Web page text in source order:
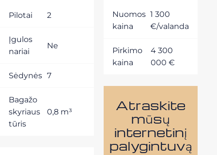
Pilotai 2
Įgulos
nariai
Ne
Sėdynės 7
Bagažo
skyriaus
tūris
0,8 m³
Nuomos
kaina
1 300
€/valanda
Pirkimo
kaina
4 300
000 €
Atraskite
mūsų
internetinį
palygintuvą